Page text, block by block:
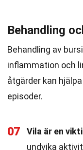
Behandling
Behandling av
inflammation och
åtgärder kan
episoder.
07 Vila är en
undvika